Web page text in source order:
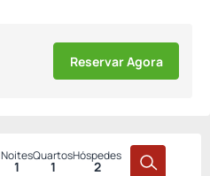
Reservar Agora
Noites
1
Quartos
1
Hóspedes
2